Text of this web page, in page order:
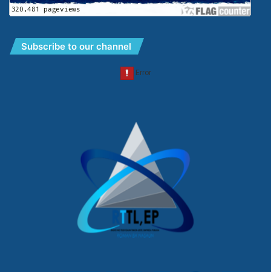
Subscribe to our channel